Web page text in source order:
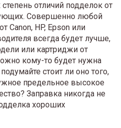
отличий подделок от
Совершенно любой
Canon, HP, Epson или
всегда будет лучше,
или картриджи от
кому-то будет нужна
стоит ли оно того,
предельное высокое
Заправка никогда не
хороших